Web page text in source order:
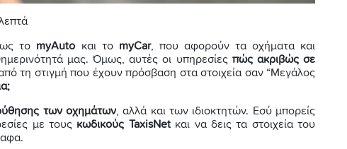
το myAuto και το myCar, που αφορούν τα οχήματα και
μας. Όμως, αυτές οι υπηρεσίες πώς ακριβώς σε
τη στιγμή που έχουν πρόσβαση στα στοιχεία σαν “Μεγάλος
των οχημάτων , αλλά και των ιδιοκτητών. Εσύ μπορείς
με τους κωδικούς TaxisNetκαι να δεις τα στοιχεία του